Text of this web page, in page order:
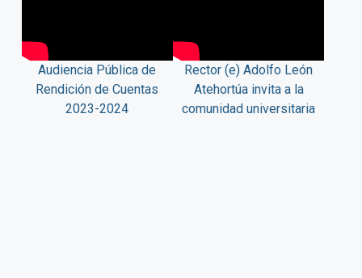
Audiencia Pública de
Rendición de Cuentas
2023-2024
Rector (e) Adolfo León
Atehortúa invita a la
comunidad universitaria